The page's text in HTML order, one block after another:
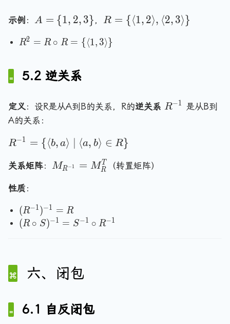
le
\
}
R
\
=
y
)
n
\
a
n
\
l
n
le
y
,
g
le
i
n
l
n
3
a
g
le
}
a
gl
a,
c
r
a
gl
\
id
b
(
\i
n
S
R
=
R
\
示例 ：
A
\
1
,
,
3
}
A = {1, 2, 3} ，
R
\
n
1
2
n
g
R = {⟨1, 2⟩, ⟨2, 3⟩}
R
=
\
ci
rc
R
\
{
\l
a
n
gl
e
gl
R2 = R ∘ R = { ⟨1, 3⟩}
5.2 逆关系
定义 ：设R是从A到B的关系，R的逆关系 R
R−1
是从B到
A的关系：
R
{-
}
\
{
n
gl
b,
a
R−1 = {⟨b, a⟩ ∣ ⟨a, b⟩ ∈ R}
关系矩阵：
M
^
{-
=
_
R
MR−1 = MR
T （转置矩阵）
性质 ：
(
R
^
{
(R−1 )−1 = R
(
^
(R ∘ S)−1 = S−1 ∘ R−1
六、闭包
6.1 自反闭包